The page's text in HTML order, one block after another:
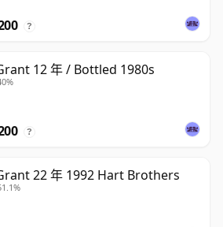
?
12 年 / Bottled 1980s
?
22 年 1992 Hart Brothers